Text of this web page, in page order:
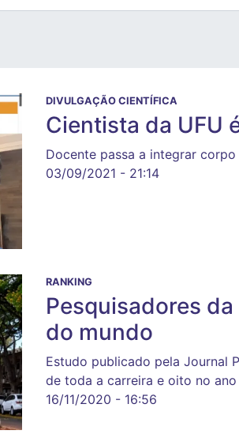
DIVULGAÇÃO CIENTÍFICA
Cientista da UFU
Docente passa a integrar
03/09/2021 - 21:14
RANKING
Pesquisadores
do mundo
Estudo publicado pela Journal
de toda a carreira e oito no ano
16/11/2020 - 16:56